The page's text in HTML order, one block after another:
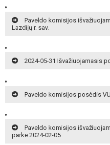
Paveldo komisijos
Lazdijų r. sav.
2024-05-31 Išvažiuojamasis
Paveldo komisijos posėdis
Paveldo komisijos
parke 2024-02-05